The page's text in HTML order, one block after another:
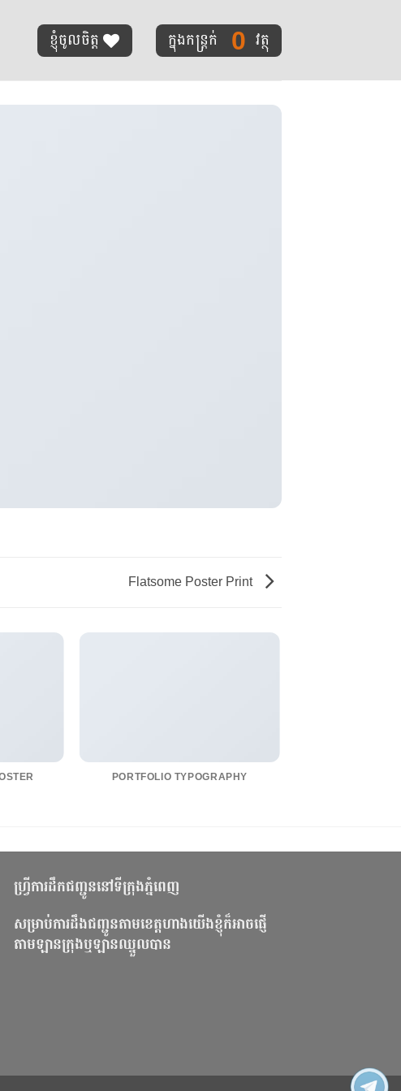
ខ្ញុំចូលចិត្ត ក្នុងកន្ត្រក់ 0 វត្ថុ
Flatsome Poster Print
PORTFOLIO TYPOGRAPHY
ហ្វ្រីការដឹកជញ្ជូននៅទីក្រុងភ្នំពេញ
សម្រាប់ការដឹងជញ្ជូនតាមខេត្តហាងយើងខ្ញុំក៏អាចផ្ញើ
តាមឡានក្រុងឬឡានឈ្នួលបាន